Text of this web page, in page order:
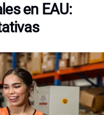
en EAU: